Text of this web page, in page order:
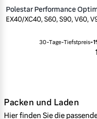
Polestar Performance
EX40/XC40, S60, S90, V60,
30-Tage-Tiefstpreis-1
Packen und Laden
Hier finden Sie die